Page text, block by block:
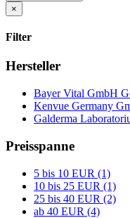
×
Filter
Hersteller
Bayer Vital GmbH
Kenvue Germany
Galderma
Preisspanne
5 bis 10 EUR (1)
10 bis 25 EUR (1)
25 bis 40 EUR (2)
ab 40 EUR (4)